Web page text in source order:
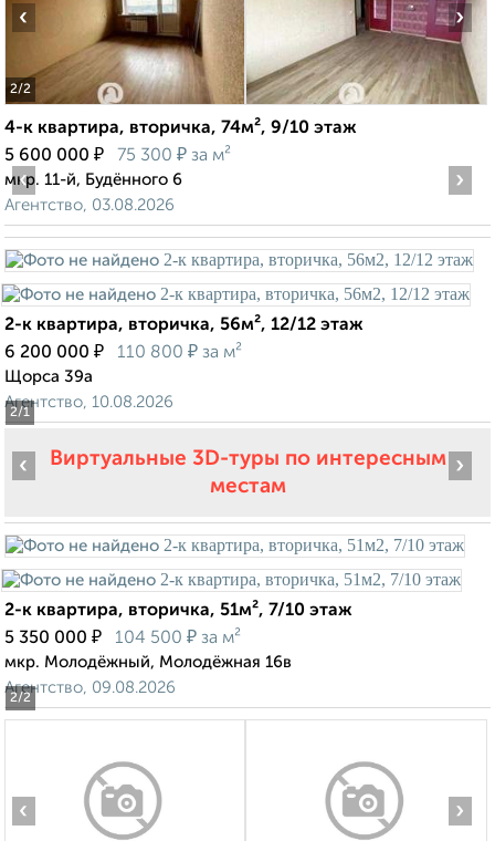
2/2
‹ ›
4-к квартира, вторичка, 74м², 9/10 этаж
5 600 000 ₽ 75 300 ₽ за м²
мкр. 11-й, Будённого 6
Агентство, 03.08.2026
2/1
‹ ›
2-к квартира, вторичка, 56м², 12/12 этаж
6 200 000 ₽ 110 800 ₽ за м²
Щорса 39а
Агентство, 10.08.2026
Виртуальные 3D-туры по интересным
местам
2/2
‹ ›
2-к квартира, вторичка, 51м², 7/10 этаж
5 350 000 ₽ 104 500 ₽ за м²
мкр. Молодёжный, Молодёжная 16в
Агентство, 09.08.2026
‹ ›